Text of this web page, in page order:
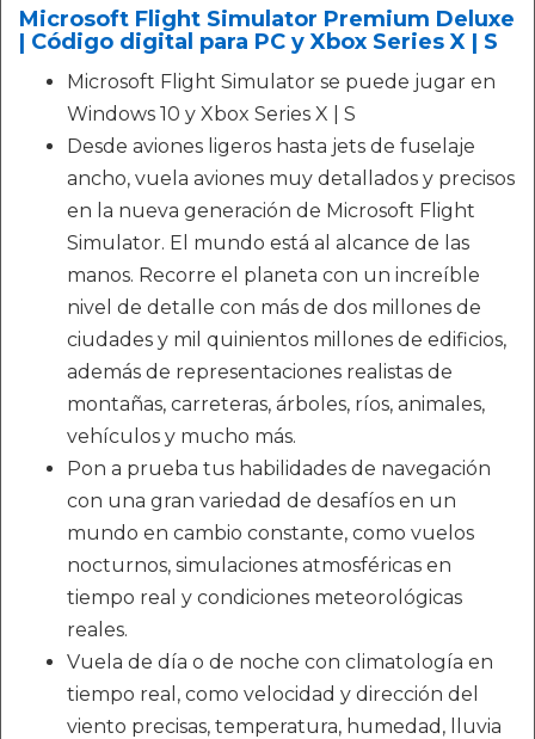
Microsoft Flight Simulator Premium Deluxe
| Código digital para PC y Xbox Series X | S
Microsoft Flight Simulator se puede jugar en
Windows 10 y Xbox Series X | S
Desde aviones ligeros hasta jets de fuselaje
ancho, vuela aviones muy detallados y precisos
en la nueva generación de Microsoft Flight
Simulator. El mundo está al alcance de las
manos. Recorre el planeta con un increíble
nivel de detalle con más de dos millones de
ciudades y mil quinientos millones de edificios,
además de representaciones realistas de
montañas, carreteras, árboles, ríos, animales,
vehículos y mucho más.
Pon a prueba tus habilidades de navegación
con una gran variedad de desafíos en un
mundo en cambio constante, como vuelos
nocturnos, simulaciones atmosféricas en
tiempo real y condiciones meteorológicas
reales.
Vuela de día o de noche con climatología en
tiempo real, como velocidad y dirección del
viento precisas, temperatura, humedad, lluvia